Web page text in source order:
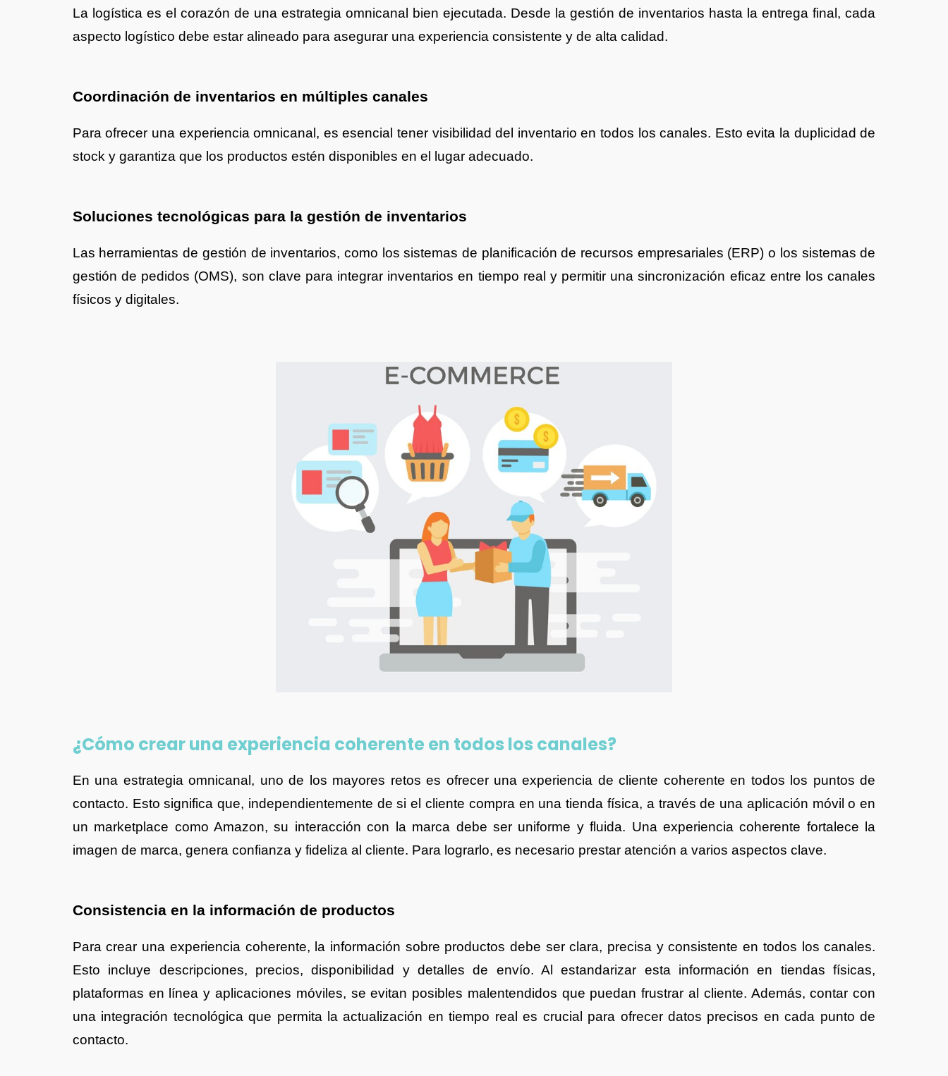
La logística es el corazón de una estrategia omnicanal bien ejecutada. Desde la gestión de inventarios hasta la entrega final, cada
aspecto logístico debe estar alineado para asegurar una experiencia consistente y de alta calidad.
Coordinación de inventarios en múltiples canales
Para ofrecer una experiencia omnicanal, es esencial tener visibilidad del inventario en todos los canales. Esto evita la duplicidad de
stock y garantiza que los productos estén disponibles en el lugar adecuado.
Soluciones tecnológicas para la gestión de inventarios
Las herramientas de gestión de inventarios, como los sistemas de planificación de recursos empresariales (ERP) o los sistemas de
gestión de pedidos (OMS), son clave para integrar inventarios en tiempo real y permitir una sincronización eficaz entre los canales
físicos y digitales.
¿Cómo crear una experiencia coherente en todos los canales?
En una estrategia omnicanal, uno de los mayores retos es ofrecer una experiencia de cliente coherente en todos los puntos de
contacto. Esto significa que, independientemente de si el cliente compra en una tienda física, a través de una aplicación móvil o en
un marketplace como Amazon, su interacción con la marca debe ser uniforme y fluida. Una experiencia coherente fortalece la
imagen de marca, genera confianza y fideliza al cliente. Para lograrlo, es necesario prestar atención a varios aspectos clave.
Consistencia en la información de productos
Para crear una experiencia coherente, la información sobre productos debe ser clara, precisa y consistente en todos los canales.
Esto incluye descripciones, precios, disponibilidad y detalles de envío. Al estandarizar esta información en tiendas físicas,
plataformas en línea y aplicaciones móviles, se evitan posibles malentendidos que puedan frustrar al cliente. Además, contar con
una integración tecnológica que permita la actualización en tiempo real es crucial para ofrecer datos precisos en cada punto de
contacto.